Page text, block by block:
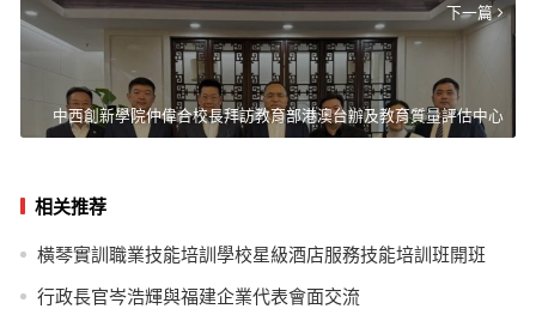
下一篇
中西創新學院仲偉合校長拜訪教育部港澳台辦及教育質量評估中心
相关推荐
橫琴實訓職業技能培訓學校星級酒店服務技能培訓班開班
行政長官岑浩輝與福建企業代表會面交流